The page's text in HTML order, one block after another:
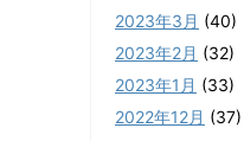
2023年3月 (40)
2023年2月 (32)
2023年1月 (33)
2022年12月 (37)